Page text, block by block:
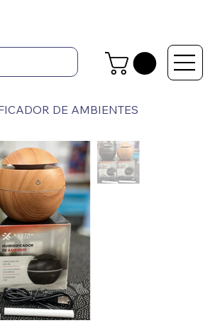
DE AMBIENTES